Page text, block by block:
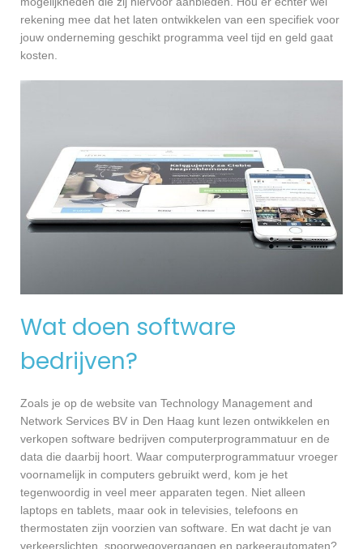
rekening mee dat het laten ontwikkelen van een specifiek voor
jouw onderneming geschikt programma veel tijd en geld gaat
kosten.
Wat doen software
bedrijven?
Zoals je op de website van Technology Management and
Network Services BV in Den Haag kunt lezen ontwikkelen en
verkopen software bedrijven computerprogrammatuur en de
data die daarbij hoort. Waar computerprogrammatuur vroeger
voornamelijk in computers gebruikt werd, kom je het
tegenwoordig in veel meer apparaten tegen. Niet alleen
laptops en tablets, maar ook in televisies, telefoons en
thermostaten zijn voorzien van software. En wat dacht je van
verkeerslichten, spoorwegovergangen en parkeerautomaten?